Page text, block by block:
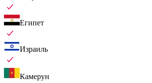
Египет
Израиль
Камерун